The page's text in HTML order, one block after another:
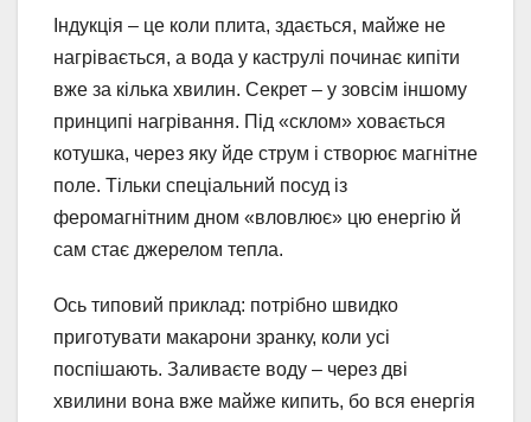
Індукція – це коли плита, здається, майже не
нагрівається, а вода у каструлі починає кипіти
вже за кілька хвилин. Секрет – у зовсім іншому
принципі нагрівання. Під «склом» ховається
котушка, через яку йде струм і створює магнітне
поле. Тільки спеціальний посуд із
феромагнітним дном «вловлює» цю енергію й
сам стає джерелом тепла.
Ось типовий приклад: потрібно швидко
приготувати макарони зранку, коли усі
поспішають. Заливаєте воду – через дві
хвилини вона вже майже кипить, бо вся енергія